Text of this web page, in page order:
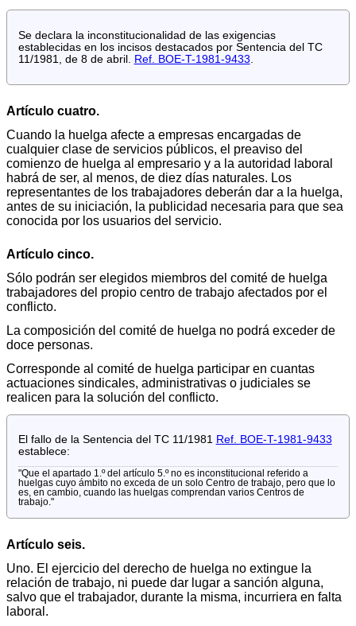
Se declara la inconstitucionalidad de las exigencias
establecidas en los incisos destacados por Sentencia del TC
11/1981, de 8 de abril.
Ref. BOE-T-1981-9433
Artículo cuatro.
Cuando la huelga afecte a empresas encargadas de
cualquier clase de servicios públicos, el preaviso del
comienzo de huelga al empresario y a la autoridad laboral
habrá de ser, al menos, de diez días naturales. Los
representantes de los trabajadores deberán dar a la huelga,
antes de su iniciación, la publicidad necesaria para que sea
conocida por los usuarios del servicio.
Artículo cinco.
Sólo podrán ser elegidos miembros del comité de huelga
trabajadores del propio centro de trabajo afectados por el
conflicto.
La composición del comité de huelga no podrá exceder de
doce personas.
Corresponde al comité de huelga participar en cuantas
actuaciones sindicales, administrativas o judiciales se
realicen para la solución del conflicto.
El fallo de la Sentencia del TC 11/1981 Ref. BOE-T-1981-9433
establece:
"Que el apartado 1.º del artículo 5.º no es inconstitucional referido a
huelgas cuyo ámbito no exceda de un solo Centro de trabajo, pero que lo
es, en cambio, cuando las huelgas comprendan varios Centros de
trabajo."
Artículo seis.
Uno. El ejercicio del derecho de huelga no extingue la
relación de trabajo, ni puede dar lugar a sanción alguna,
salvo que el trabajador, durante la misma, incurriera en falta
laboral.